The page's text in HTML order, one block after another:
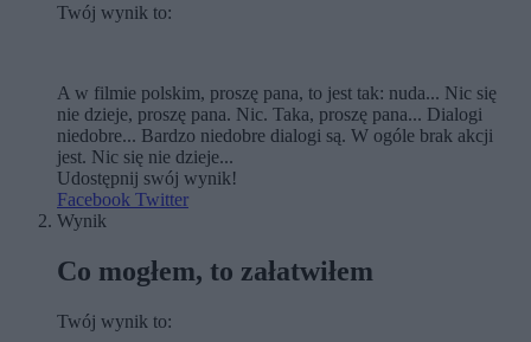
Twój wynik to:
A w filmie polskim, proszę pana, to jest tak: nuda... Nic się
nie dzieje, proszę pana. Nic. Taka, proszę pana... Dialogi
niedobre... Bardzo niedobre dialogi są. W ogóle brak akcji
jest. Nic się nie dzieje...
Udostępnij swój wynik!
Facebook Twitter
Wynik
Co mogłem, to załatwiłem
Twój wynik to: